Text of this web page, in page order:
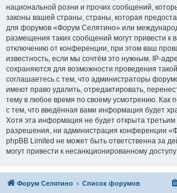
национальной розни и прочих сообщений,
законы вашей страны, страны, которая
для форумов «Форум Селятино» или
размещения таких сообщений могут привести к
отключению от конференции, при этом ваш
известность, если мы сочтём это нужным. IP-
сохраняются для возможности проведения
соглашаетесь с тем, что администраторы
имеют право удалить, отредактировать,
тему в любое время по своему усмотрению. Как
с тем, что введённая вами информация будет
Хотя эта информация не будет открыта
разрешения, ни администрация конференции
phpBB Limited не может быть ответственна за
могут привести к несанкционированному
Форум Селятино Список форумов